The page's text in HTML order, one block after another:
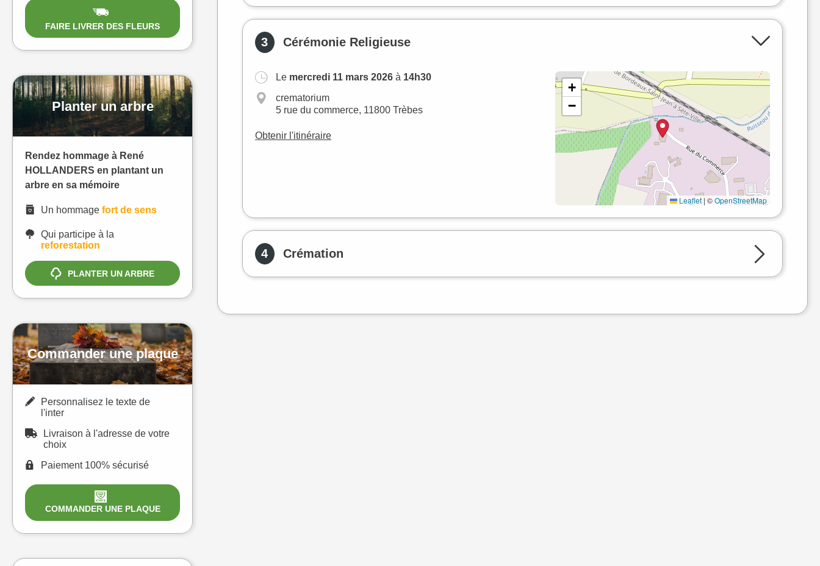
FAIRE LIVRER DES FLEURS
Planter un arbre
Rendez hommage à René
HOLLANDERS en plantant un
arbre en sa mémoire
Un hommage fort de sens
Qui participe à la
reforestation
PLANTER UN ARBRE
Commander une plaque
Personnalisez le texte de
l'inter
Livraison à l'adresse de votre
choix
Paiement 100% sécurisé
COMMANDER UNE PLAQUE
3 Cérémonie Religieuse
Le mercredi 11 mars 2026 à 14h30
crematorium
5 rue du commerce, 11800 Trèbes
Obtenir l'itinéraire
+
−
Leaflet | ©OpenStreetMap
4 Crémation